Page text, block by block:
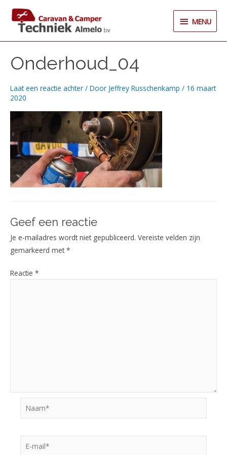
naar
inhoud
MENU
MENU
Onderhoud_04
Laat een reactie achter / Door Jeffrey Russchenkamp / 16 maart
2020
Geef een reactie
Je e-mailadres wordt niet gepubliceerd. Vereiste velden zijn
gemarkeerd met*
Reactie *